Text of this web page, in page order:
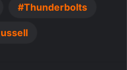
Thunderbolts